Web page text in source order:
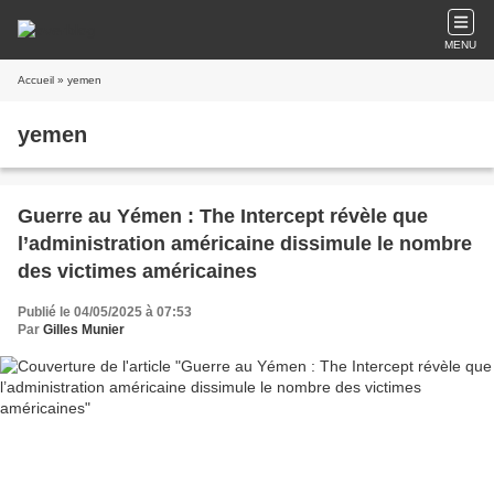
MENU
Accueil » yemen
yemen
Guerre au Yémen : The Intercept révèle que
l’administration américaine dissimule le nombre
des victimes américaines
Publié le 04/05/2025 à 07:53
Par Gilles Munier